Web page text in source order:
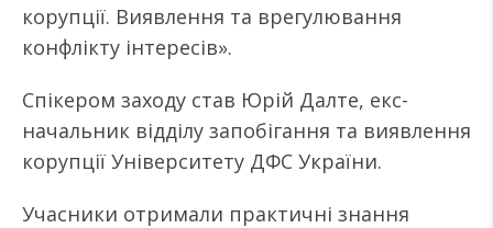
корупції. Виявлення та врегулювання
конфлікту інтересів».
Спікером заходу став Юрій Далте, екс-
начальник відділу запобігання та виявлення
корупції Університету ДФС України.
Учасники отримали практичні знання